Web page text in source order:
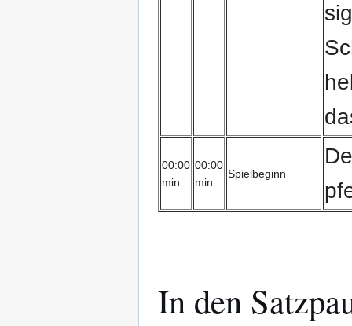
00:00
min
00:00
min
Spielbeginn
In den